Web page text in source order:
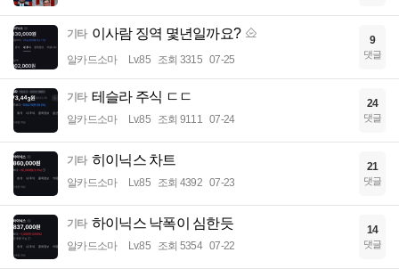
기타 이사람 징역 몇년일까요?
알카드소마 Lv.85 조회 3315 07-25
9
댓글
기타 테슬라 주식 ㄷㄷ
알카드소마 Lv.85 조회 9111 07-24
24
댓글
기타 히이닉스 차트
알카드소마 Lv.85 조회 4392 07-23
21
댓글
기타 하이닉스 낙폭이 심한듯
알카드소마 Lv.85 조회 5354 07-22
14
댓글